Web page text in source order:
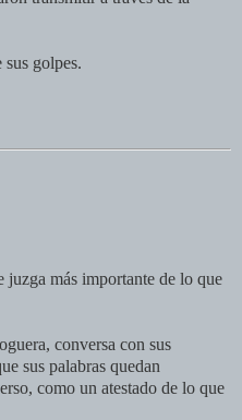
golpes.
juzga más importante de lo que
conversa con sus
sus palabras quedan
como un atestado de lo que